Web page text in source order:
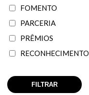
FOMENTO
PARCERIA
PRÊMIOS
RECONHECIMENTO